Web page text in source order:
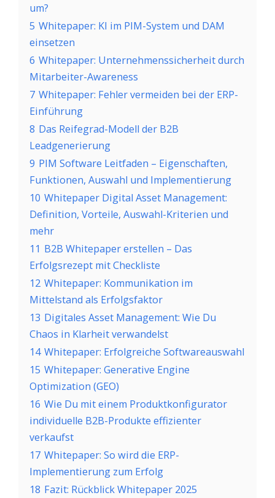
um?
5 Whitepaper: KI im PIM-System und DAM
einsetzen
6 Whitepaper: Unternehmenssicherheit durch
Mitarbeiter-Awareness
7 Whitepaper: Fehler vermeiden bei der ERP-
Einführung
8 Das Reifegrad-Modell der B2B
Leadgenerierung
9 PIM Software Leitfaden – Eigenschaften,
Funktionen, Auswahl und Implementierung
10 Whitepaper Digital Asset Management:
Definition, Vorteile, Auswahl-Kriterien und
mehr
11 B2B Whitepaper erstellen – Das
Erfolgsrezept mit Checkliste
12 Whitepaper: Kommunikation im
Mittelstand als Erfolgsfaktor
13 Digitales Asset Management: Wie Du
Chaos in Klarheit verwandelst
14 Whitepaper: Erfolgreiche Softwareauswahl
15 Whitepaper: Generative Engine
Optimization (GEO)
16 Wie Du mit einem Produktkonfigurator
individuelle B2B-Produkte effizienter
verkaufst
17 Whitepaper: So wird die ERP-
Implementierung zum Erfolg
18 Fazit: Rückblick Whitepaper 2025